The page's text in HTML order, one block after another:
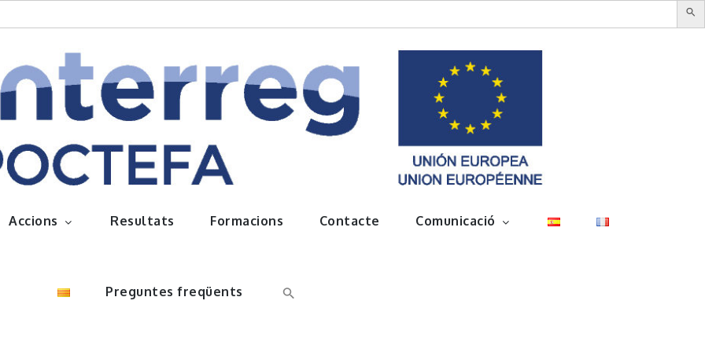
Accions Resultats Formacions Contacte Comunicació
Preguntes freqüents